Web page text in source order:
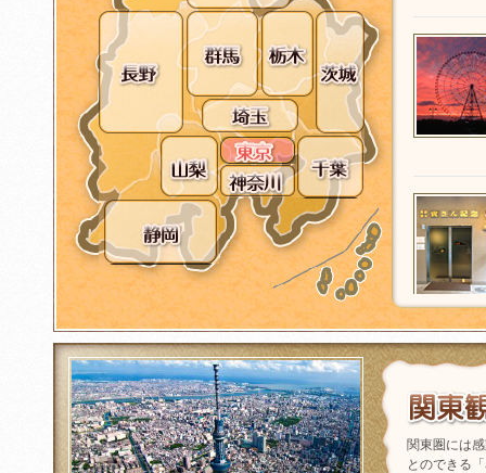
関東圏には
とのできる